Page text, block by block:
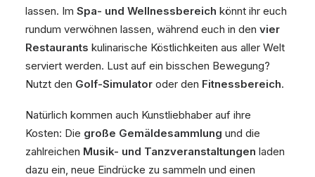
lassen. Im Spa- und Wellnessbereich könnt ihr euch
rundum verwöhnen lassen, während euch in den vier
Restaurants kulinarische Köstlichkeiten aus aller Welt
serviert werden. Lust auf ein bisschen Bewegung?
Nutzt den Golf-Simulator oder den Fitnessbereich.
Natürlich kommen auch Kunstliebhaber auf ihre
Kosten: Die große Gemäldesammlung und die
zahlreichen Musik- und Tanzveranstaltungen laden
dazu ein, neue Eindrücke zu sammeln und einen